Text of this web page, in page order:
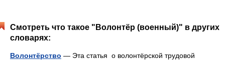
Смотреть что такое "Волонтёр (военный)" в других
словарях:
Волонтёрство — Эта статья о волонтёрской трудовой